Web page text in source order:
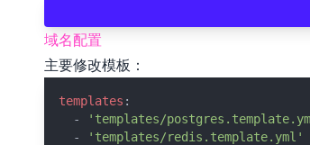
域名配置
主要修改模板：
templates :
  -
'templates/
  -
'templates/redis.template.yml'